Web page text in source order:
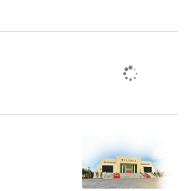
验。
“五一”假期，全省
零售、住宿、餐饮业